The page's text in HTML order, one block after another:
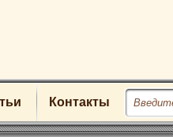
Контакты